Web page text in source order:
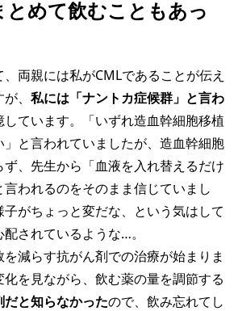
とめて飲むこともあっ
両親には私がCMLであることが伝え
、 私には「ナントカ症候群」と言わ
しています。「いずれ造血幹細胞移植
」と言われていましたが、造血幹細胞
、先生から「血液を入れ替えるだけ
われるのをそのまま信じていまし
がちょっと変だな、という気はして
されているような…。
減らす抗がん剤での治療が始まりま
化を見ながら、飲む薬の量を調節する
だと知らなかったので、飲み忘れてし